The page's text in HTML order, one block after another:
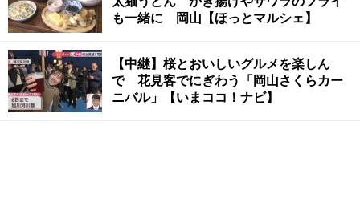
も一緒に 岡山【ほっとマルシェ】
【中継】桜とおいしいグルメを楽しん
で 花見客でにぎわう「岡山さくらカー
ニバル」【いまココ！ナビ】